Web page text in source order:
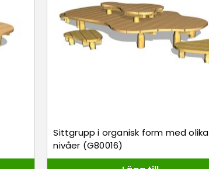
Sittgrupp i organisk form med olika
nivåer (G80016)